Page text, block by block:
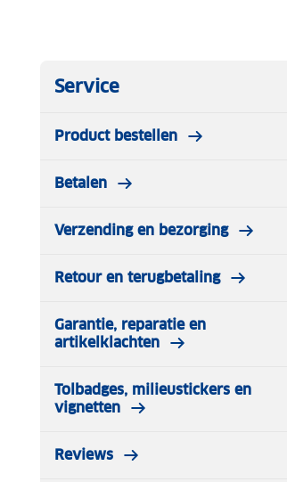
Service
Product bestellen
Betalen
Verzending en bezorging
Retour en terugbetaling
Garantie, reparatie en
artikelklachten
Tolbadges, milieustickers en
vignetten
Reviews